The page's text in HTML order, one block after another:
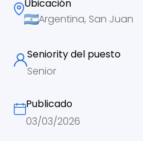
Ubicación
Argentina, San Juan
Seniority del puesto
Senior
Publicado
03/03/2026